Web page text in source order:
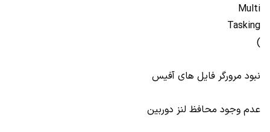
Multi
Tasking
)
نبود مرورگر فایل های آفیس
عدم وجود محافظ لنز دوربین